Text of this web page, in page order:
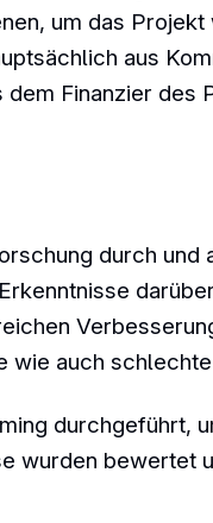
um das
aus
Finanzier des
durch und
wie auch
durchgeführt,
wurden bewertet